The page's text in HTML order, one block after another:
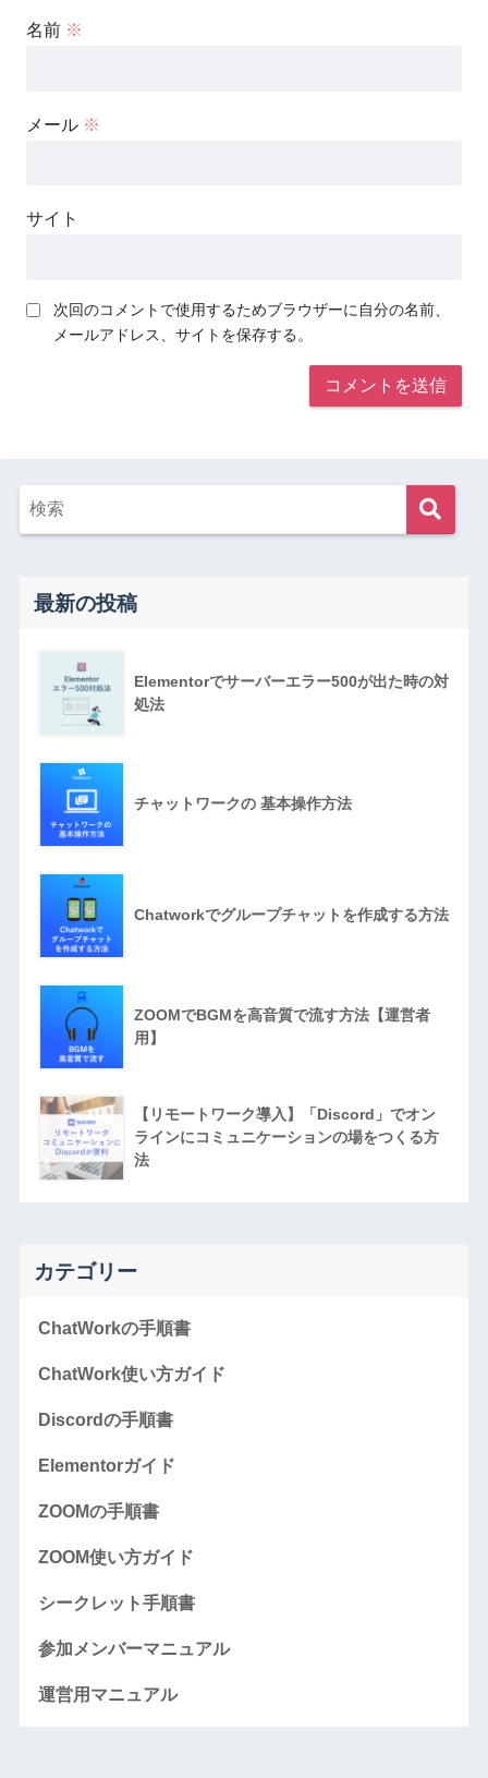
名前 ※
メール ※
サイト
次回のコメントで使用するためブラウザーに自分の名前、
メールアドレス、サイトを保存する。
最新の投稿
Elementorでサーバーエラー500が出た時の対
処法
チャットワークの 基本操作方法
Chatworkでグループチャットを作成する方法
ZOOMでBGMを高音質で流す方法【運営者
用】
【リモートワーク導入】「Discord」でオン
ラインにコミュニケーションの場をつくる方
法
カテゴリー
ChatWorkの手順書
ChatWork使い方ガイド
Discordの手順書
Elementorガイド
ZOOMの手順書
ZOOM使い方ガイド
シークレット手順書
参加メンバーマニュアル
運営用マニュアル